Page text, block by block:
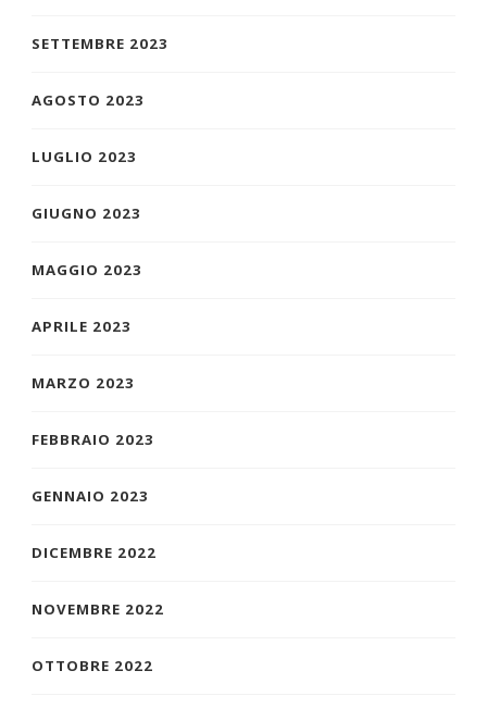
SETTEMBRE 2023
AGOSTO 2023
LUGLIO 2023
GIUGNO 2023
MAGGIO 2023
APRILE 2023
MARZO 2023
FEBBRAIO 2023
GENNAIO 2023
DICEMBRE 2022
NOVEMBRE 2022
OTTOBRE 2022